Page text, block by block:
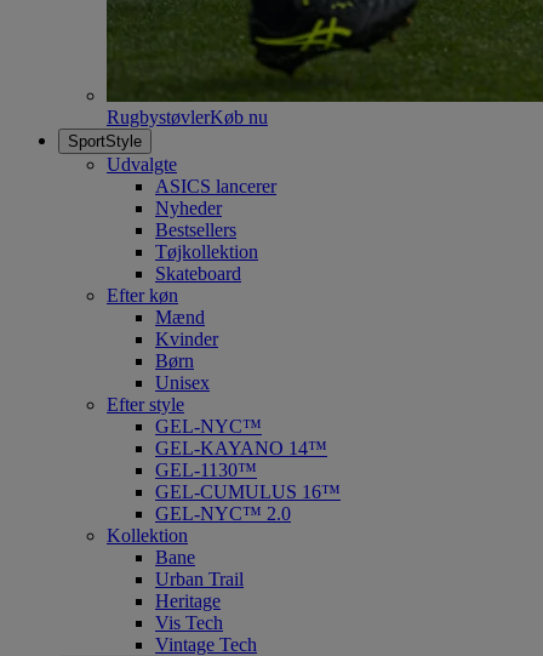
RugbystøvlerKøb nu
SportStyle
Udvalgte
ASICS lancerer
Nyheder
Bestsellers
Tøjkollektion
Skateboard
Efter køn
Mænd
Kvinder
Børn
Unisex
Efter style
GEL-NYC™
GEL-KAYANO 14™
GEL-1130™
GEL-CUMULUS 16™
GEL-NYC™ 2.0
Kollektion
Bane
Urban Trail
Heritage
Vis Tech
Vintage Tech